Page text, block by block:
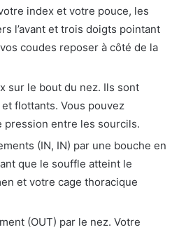
index et votre pouce, les
l’avant et trois doigts pointant
coudes reposer à côté de la
sur le bout du nez. Ils sont
flottants. Vous pouvez
pression entre les sourcils.
(IN, IN) par une bouche en
que le souffle atteint le
et votre cage thoracique
(OUT) par le nez. Votre